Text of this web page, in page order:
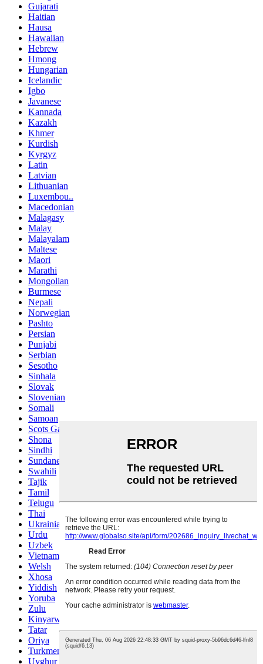
Gujarati
Haitian
Hausa
Hawaiian
Hebrew
Hmong
Hungarian
Icelandic
Igbo
Javanese
Kannada
Kazakh
Khmer
Kurdish
Kyrgyz
Latin
Latvian
Lithuanian
Luxembou..
Macedonian
Malagasy
Malay
Malayalam
Maltese
Maori
Marathi
Mongolian
Burmese
Nepali
Norwegian
Pashto
Persian
Punjabi
Serbian
Sesotho
Sinhala
Slovak
Slovenian
Somali
Samoan
Scots Gaelic
Shona
Sindhi
Sundanese
Swahili
Tajik
Tamil
Telugu
Thai
Ukrainian
Urdu
Uzbek
Vietnamese
Welsh
Xhosa
Yiddish
Yoruba
Zulu
Kinyarwanda
Tatar
Oriya
Turkmen
Uyghur